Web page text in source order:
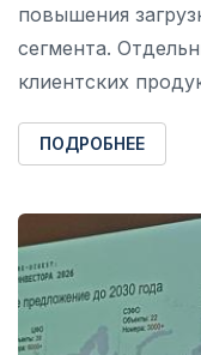
повышения
сегмента.
клиентских
ПОДРОБНЕЕ